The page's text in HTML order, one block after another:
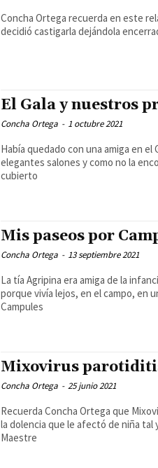
Concha Ortega recuerda en este
decidió castigarla dejándola
El Gala y nuestros
Concha Ortega - 1 octubre 2021
Había quedado con una amiga en el
elegantes salones y como no la
cubierto
Mis paseos por
Concha Ortega - 13 septiembre 2021
La tía Agripina era amiga de la
porque vivía lejos, en el campo, en
Campules
Mixovirus
Concha Ortega - 25 junio 2021
Recuerda Concha Ortega que
la dolencia que le afectó de niña tal
Maestre